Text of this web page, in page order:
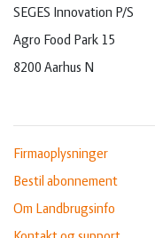
SEGES Innovation P/S
Agro Food Park 15
8200 Aarhus N
Firmaoplysninger
Bestil abonnement
Om Landbrugsinfo